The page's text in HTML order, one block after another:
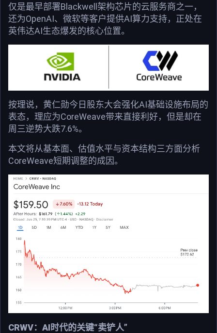
仅是最早部署Blackwell架构芯片的云服务商之一，
还为OpenAI、微软等客户提供AI算力支持，正处在
英伟达AI生态爆发的核心位置。
按理说，黄仁勋今日股东大会强化AI基础设施布局的
表态，理应为CoreWeave带来直接利好，但是却在
周三逆势大跌7.6%。
本文将从基本面、估值水平与资本结构三方面分析
CoreWeave短期调整的成因。
CRWV：AI时代的关键“卖铲人”